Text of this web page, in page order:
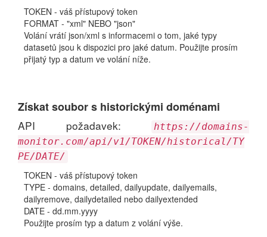
TOKEN - váš přístupový token
FORMAT - "xml" NEBO "json"
Volání vrátí json/xml s informacemi o tom, jaké typy
datasetů jsou k dispozici pro jaké datum. Použijte prosím
přijatý typ a datum ve volání níže.
Získat soubor s historickými doménami
API požadavek:
https://domains-
monitor.com/api/v1/TOKEN/historical/TY
PE/DATE/
TOKEN - váš přístupový token
TYPE - domains, detailed, dailyupdate, dailyemails,
dailyremove, dailydetailed nebo dailyextended
DATE - dd.mm.yyyy
Použijte prosím typ a datum z volání výše.